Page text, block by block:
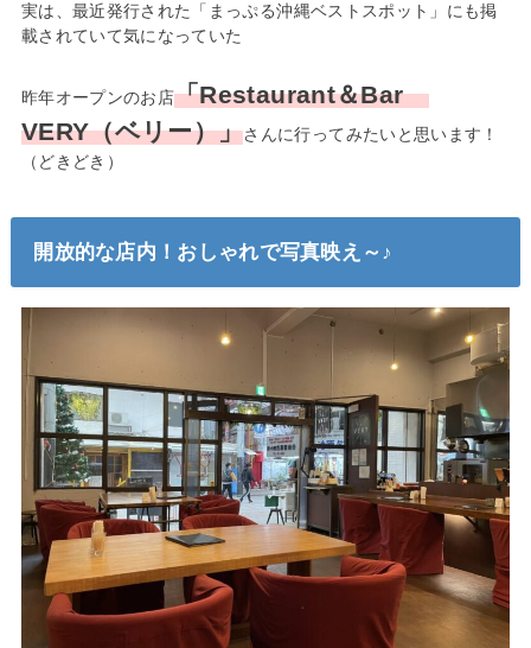
実は、最近発行された「まっぷる沖縄ベストスポット」にも掲
載されていて気になっていた
昨年オープンのお店「Restaurant＆Bar
VERY（ベリー）」さんに行ってみたいと思います！
（どきどき）
開放的な店内！おしゃれで写真映え～♪